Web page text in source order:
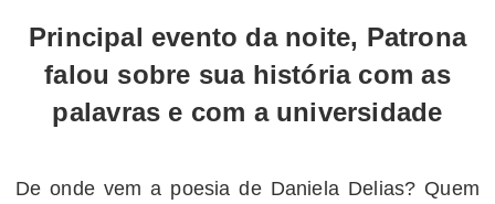
Principal evento da noite, Patrona
falou sobre sua história com as
palavras e com a universidade
De onde vem a poesia de Daniela Delias? Quem